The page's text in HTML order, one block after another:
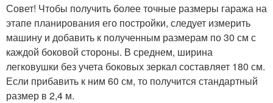
Совет! Чтобы получить более точные размеры гаража на
этапе планирования его постройки, следует измерить
машину и добавить к полученным размерам по 30 см с
каждой боковой стороны. В среднем, ширина
легковушки без учета боковых зеркал составляет 180 см.
Если прибавить к ним 60 см, то получится стандартный
размер в 2,4 м.